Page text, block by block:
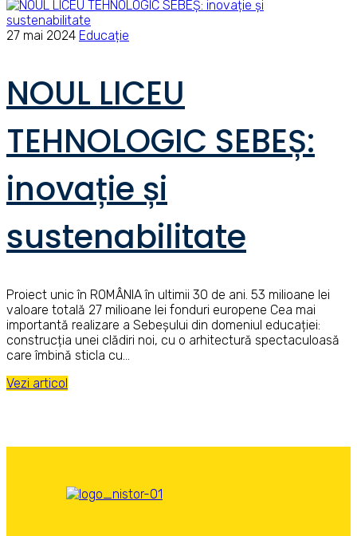
27 mai 2024 Educație
NOUL LICEU
TEHNOLOGIC SEBEȘ:
inovație și
sustenabilitate
Proiect unic în ROMÂNIA în ultimii 30 de ani. 53 milioane lei
valoare totală 27 milioane lei fonduri europene Cea mai
importantă realizare a Sebeșului din domeniul educației:
construcția unei clădiri noi, cu o arhitectură spectaculoasă
care îmbină sticla cu…
Vezi articol